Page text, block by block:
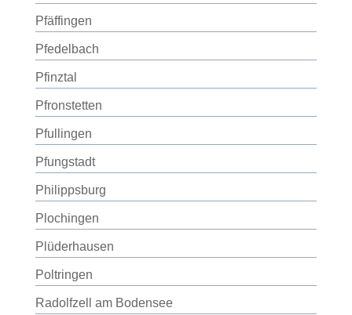
Pfäffingen
Pfedelbach
Pfinztal
Pfronstetten
Pfullingen
Pfungstadt
Philippsburg
Plochingen
Plüderhausen
Poltringen
Radolfzell am Bodensee